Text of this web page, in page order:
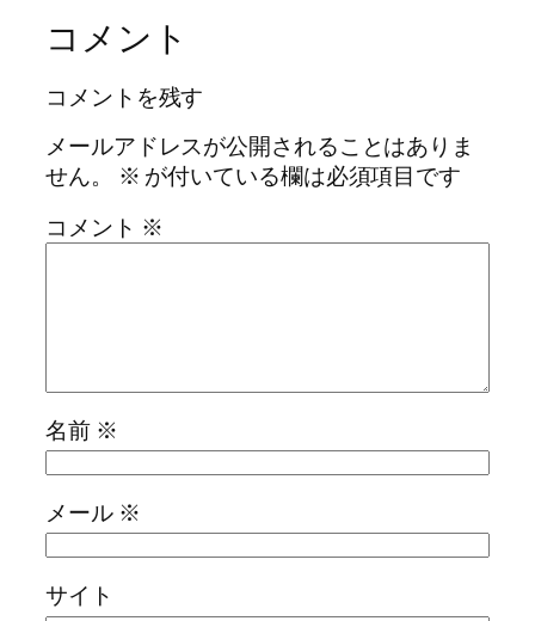
コメント
コメントを残す
メールアドレスが公開されることはありま
せん。
※ が付いている欄は必須項目です
コメント ※
名前 ※
メール ※
サイト